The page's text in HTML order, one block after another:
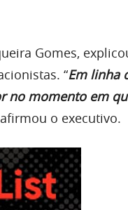
Gomes,
“Em linha
no momento em
afirmou o executivo.